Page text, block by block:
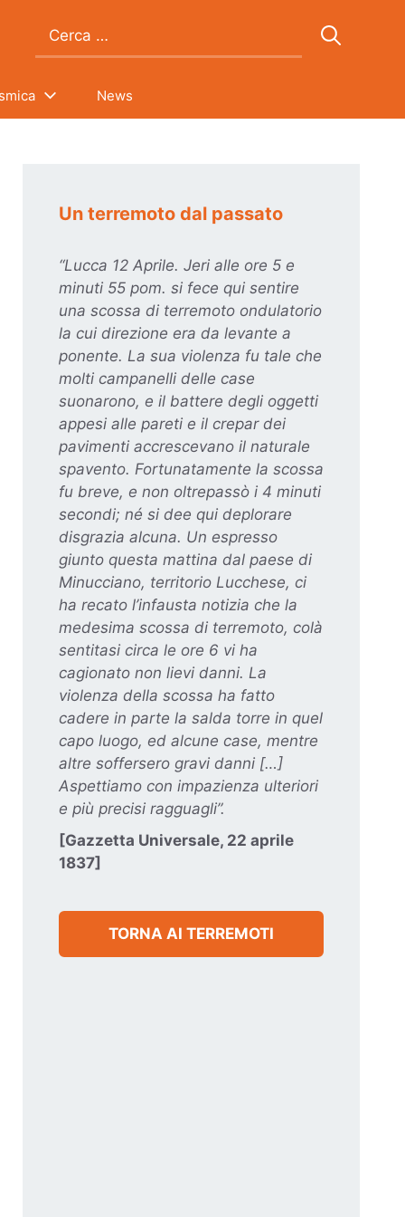
per:
News
Un terremoto dal passato
“Lucca 12 Aprile. Jeri alle ore 5 e
minuti 55 pom. si fece qui sentire
una scossa di terremoto ondulatorio
la cui direzione era da levante a
ponente. La sua violenza fu tale che
molti campanelli delle case
suonarono, e il battere degli oggetti
appesi alle pareti e il crepar dei
pavimenti accrescevano il naturale
spavento. Fortunatamente la scossa
fu breve, e non oltrepassò i 4 minuti
secondi; né si dee qui deplorare
disgrazia alcuna. Un espresso
giunto questa mattina dal paese di
Minucciano, territorio Lucchese, ci
ha recato l’infausta notizia che la
medesima scossa di terremoto, colà
sentitasi circa le ore 6 vi ha
cagionato non lievi danni. La
violenza della scossa ha fatto
cadere in parte la salda torre in quel
capo luogo, ed alcune case, mentre
altre soffersero gravi danni […]
Aspettiamo con impazienza ulteriori
e più precisi ragguagli”.
[Gazzetta Universale, 22 aprile
1837]
TORNA AI TERREMOTI